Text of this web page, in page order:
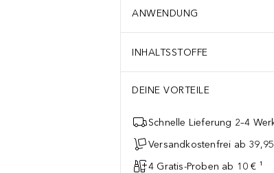
ANWENDUNG
INHALTSSTOFFE
DEINE VORTEILE
Schnelle Lieferung 2–4
Versandkostenfrei ab
4 Gratis-Proben ab 10 € ¹